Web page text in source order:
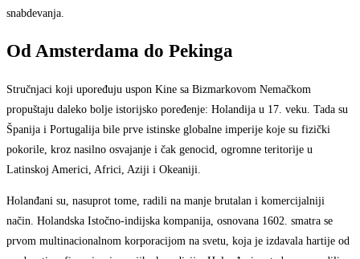
snabdevanja.
Od Amsterdama do Pekinga
Stručnjaci koji upoređuju uspon Kine sa Bizmarkovom Nemačkom
propuštaju daleko bolje istorijsko poređenje: Holandija u 17. veku. Tada su
Španija i Portugalija bile prve istinske globalne imperije koje su fizički
pokorile, kroz nasilno osvajanje i čak genocid, ogromne teritorije u
Latinskoj Americi, Africi, Aziji i Okeaniji.
Holanđani su, nasuprot tome, radili na manje brutalan i komercijalniji
način. Holandska Istočno-indijska kompanija, osnovana 1602. smatra se
prvom multinacionalnom korporacijom na svetu, koja je izdavala hartije od